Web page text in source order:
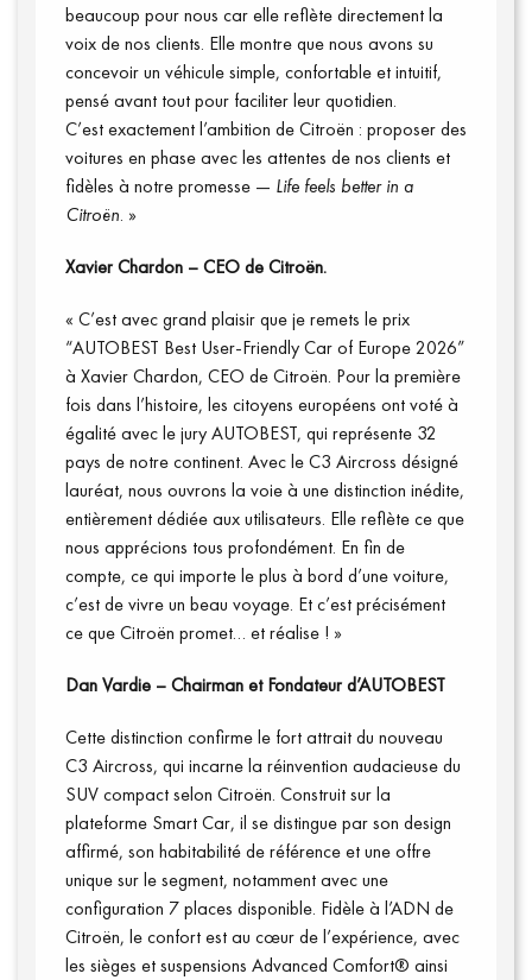
Annuaire presse
Connexion
beaucoup pour nous car elle reflète directement la
voix de nos clients. Elle montre que nous avons su
concevoir un véhicule simple, confortable et intuitif,
pensé avant tout pour faciliter leur quotidien.
C’est exactement l’ambition de Citroën : proposer des
voitures en phase avec les attentes de nos clients et
fidèles à notre promesse — Life feels better in a
Citroën. »
Xavier Chardon – CEO de Citroën.
« C’est avec grand plaisir que je remets le prix
“AUTOBEST Best User-Friendly Car of Europe 2026”
à Xavier Chardon, CEO de Citroën. Pour la première
fois dans l’histoire, les citoyens européens ont voté à
égalité avec le jury AUTOBEST, qui représente 32
pays de notre continent. Avec le C3 Aircross désigné
lauréat, nous ouvrons la voie à une distinction inédite,
entièrement dédiée aux utilisateurs. Elle reflète ce que
nous apprécions tous profondément. En fin de
compte, ce qui importe le plus à bord d’une voiture,
c’est de vivre un beau voyage. Et c’est précisément
ce que Citroën promet… et réalise ! »
Dan Vardie – Chairman et Fondateur d’AUTOBEST
Cette distinction confirme le fort attrait du nouveau
C3 Aircross, qui incarne la réinvention audacieuse du
SUV compact selon Citroën. Construit sur la
plateforme Smart Car, il se distingue par son design
affirmé, son habitabilité de référence et une offre
unique sur le segment, notamment avec une
configuration 7 places disponible. Fidèle à l’ADN de
Citroën, le confort est au cœur de l’expérience, avec
les sièges et suspensions Advanced Comfort® ainsi